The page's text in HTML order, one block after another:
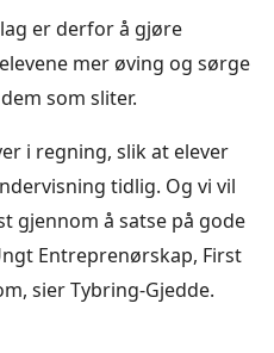
er derfor å gjøre
mer øving og sørge
som sliter.
i regning, slik at elever
tidlig. Og vi vil
gjennom å satse på gode
Entreprenørskap, First
sier Tybring-Gjedde.